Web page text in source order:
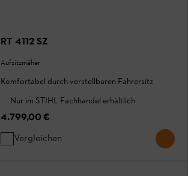
RT 4112 SZ
Aufsitzmäher
Komfortabel durch verstellbaren Fahrersitz
Nur im STIHL Fachhandel erhältlich
4.799,00 €
Vergleichen